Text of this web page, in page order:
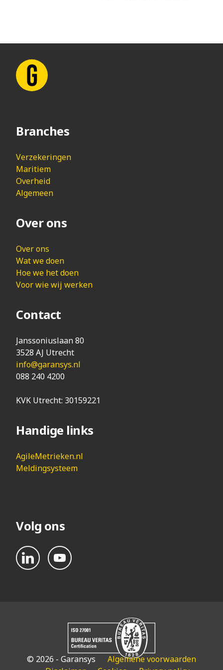
Branches
Verzekeringen
Maritiem
Overheid
Algemeen
Over ons
Over ons
Wat we doen
Hoe we het doen
Voor wie wij werken
Contact
Janssoniuslaan 80
3528 AJ Utrecht
info@garansys.nl
088 240 4200
KVK Utrecht: 30159221
Handige links
AgileMetrieken.nl
Meldingsysteem
Volg ons
© 2026 - Garansys
Algemene voorwaarden